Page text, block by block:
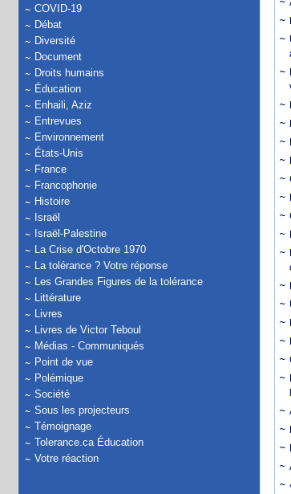
COVID-19
Débat
Diversité
Document
Droits humains
Éducation
Enhaili, Aziz
Entrevues
Environnement
États-Unis
France
Francophonie
Histoire
Israël
Israël-Palestine
La Crise d'Octobre 1970
La tolérance ? Votre réponse
Les Grandes Figures de la tolérance
Littérature
Livres
Livres de Victor Teboul
Médias - Communiqués
Point de vue
Polémique
Société
Sous les projecteurs
Témoignage
Tolerance.ca Éducation
Votre réaction